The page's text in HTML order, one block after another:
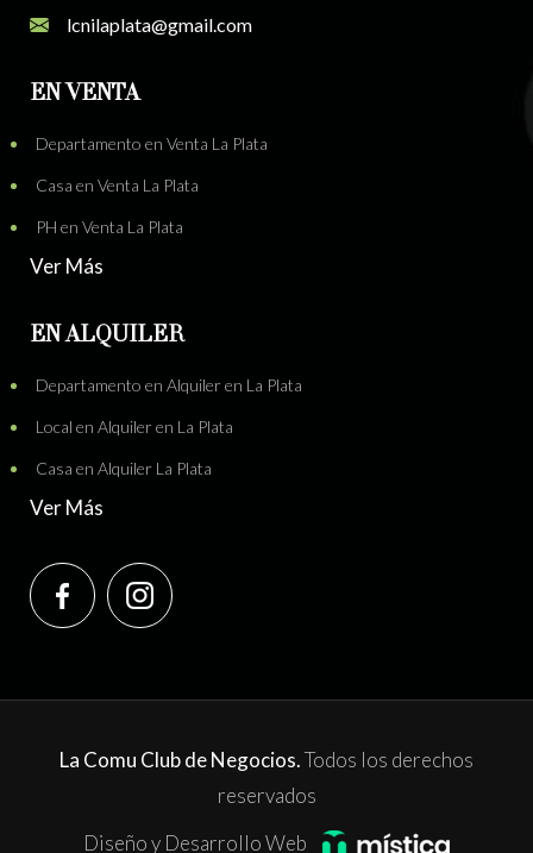
lcnilaplata@gmail.com
EN VENTA
Departamento en Venta La Plata
Casa en Venta La Plata
PH en Venta La Plata
Ver Más
EN ALQUILER
Departamento en Alquiler en La Plata
Local en Alquiler en La Plata
Casa en Alquiler La Plata
Ver Más
La Comu Club de Negocios.Todos los derechos
reservados
Diseño y Desarrollo Web